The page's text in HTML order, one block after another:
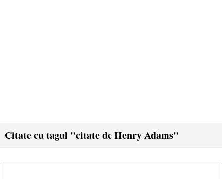
Citate cu tagul "citate de Henry Adams"